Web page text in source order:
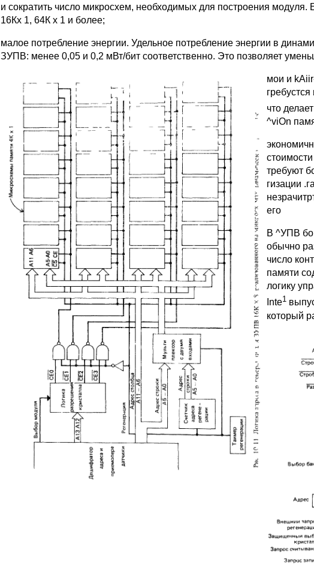
и сократить число микросхем, необходимых для построения
16Кх 1, 64К х 1 и более;
малое потребление энергии. Удельное потребление энергии в
ЗУПВ: менее 0,05 и 0,2 мВт/бит соответственно. Это позволяет
мои и
что
^viOn
требуют
гизации
его
В ^УПВ бо
обычно
число
памяти
логику
Inte1
который